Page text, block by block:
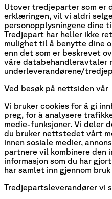
Utover tredjeparter som er
erklæringen, vil vi aldri
personopplysningene dine
Tredjepart har heller ikke
mulighet til å benytte dine
enn det som er beskrevet
våre databehandleravtaler
underleverandørene/
Ved besøk på nettsiden vår
Vi bruker cookies for å gi
preg, for å analysere
medie-funksjoner. Vi deler
du bruker nettstedet vårt
innen sosiale medier,
partnere vil kombinere den
informasjon som du har
har samlet inn gjennom
Tredjepartsleverandører vi